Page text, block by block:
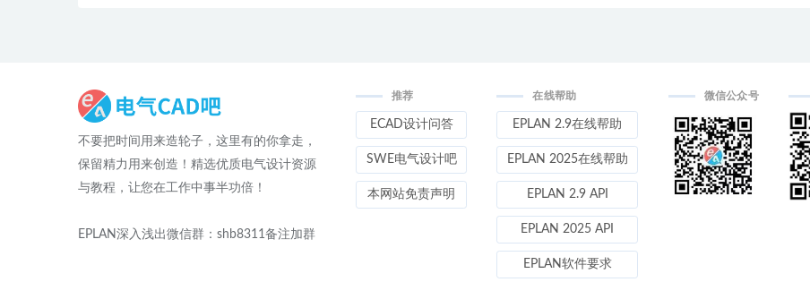
不要把时间用来造轮子，这里有的你拿走，
保留精力用来创造！精选优质电气设计资源
与教程，让您在工作中事半功倍！
EPLAN深入浅出微信群：shb8311备注加群
推荐
ECAD设计问答
SWE电气设计吧
本网站免责声明
在线帮助
EPLAN 2.9在线帮助
EPLAN 2025在线帮助
EPLAN 2.9 API
EPLAN 2025 API
EPLAN软件要求
微信公众号